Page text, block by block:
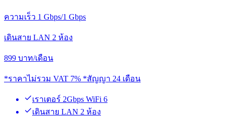
ความเร็ว 1 Gbps/1 Gbps
เดินสาย LAN 2 ห้อง
899 บาท/เดือน
*ราคาไม่รวม VAT 7% *สัญญา 24 เดือน
เราเตอร์ 2Gbps WiFi 6
เดินสาย LAN 2 ห้อง